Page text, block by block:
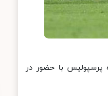
با حضور در